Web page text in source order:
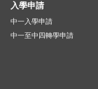
入學申請
中一入學申請
中一至中四轉學申請